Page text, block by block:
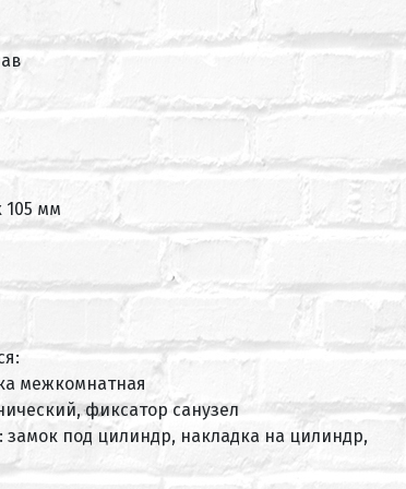
105 мм
межкомнатная
фиксатор санузел
под цилиндр, накладка на цилиндр,